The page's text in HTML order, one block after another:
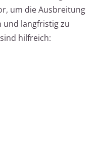
um die Ausbreitung
und langfristig zu
hilfreich: